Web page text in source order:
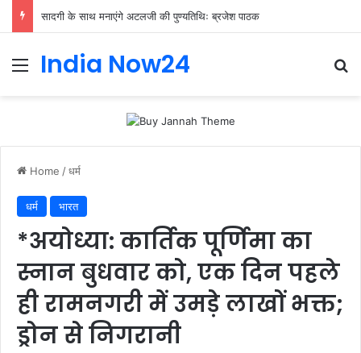
सादगी के साथ मनाएंगे अटलजी की पुण्यतिथिः ब्रजेश पाठक
India Now24
Home /धर्म
धर्म भारत
*अयोध्या: कार्तिक पूर्णिमा का
स्नान बुधवार को, एक दिन पहले
ही रामनगरी में उमड़े लाखों भक्त;
ड्रोन से निगरानी